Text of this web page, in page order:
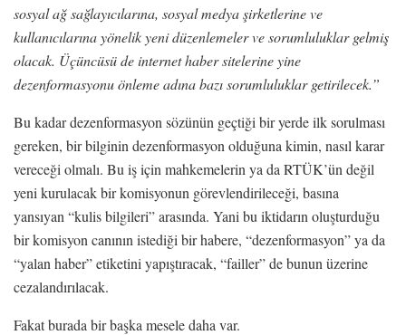
sosyal ağ sağlayıcılarına, sosyal medya şirketlerine ve
kullanıcılarına yönelik yeni düzenlemeler ve sorumluluklar gelmiş
olacak. Üçüncüsü de internet haber sitelerine yine
dezenformasyonu önleme adına bazı sorumluluklar getirilecek.”
Bu kadar dezenformasyon sözünün geçtiği bir yerde ilk sorulması
gereken, bir bilginin dezenformasyon olduğuna kimin, nasıl karar
vereceği olmalı. Bu iş için mahkemelerin ya da RTÜK’ün değil
yeni kurulacak bir komisyonun görevlendirileceği, basına
yansıyan “kulis bilgileri” arasında. Yani bu iktidarın oluşturduğu
bir komisyon canının istediği bir habere, “dezenformasyon” ya da
“yalan haber” etiketini yapıştıracak, “failler” de bunun üzerine
cezalandırılacak.
Fakat burada bir başka mesele daha var.